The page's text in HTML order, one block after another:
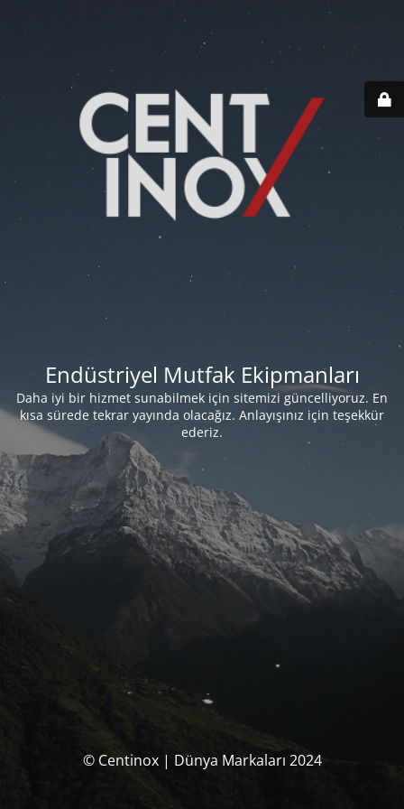
Endüstriyel Mutfak Ekipmanları
Daha iyi bir hizmet sunabilmek için sitemizi güncelliyoruz. En
kısa sürede tekrar yayında olacağız. Anlayışınız için teşekkür
ederiz.
© Centinox | Dünya Markaları 2024